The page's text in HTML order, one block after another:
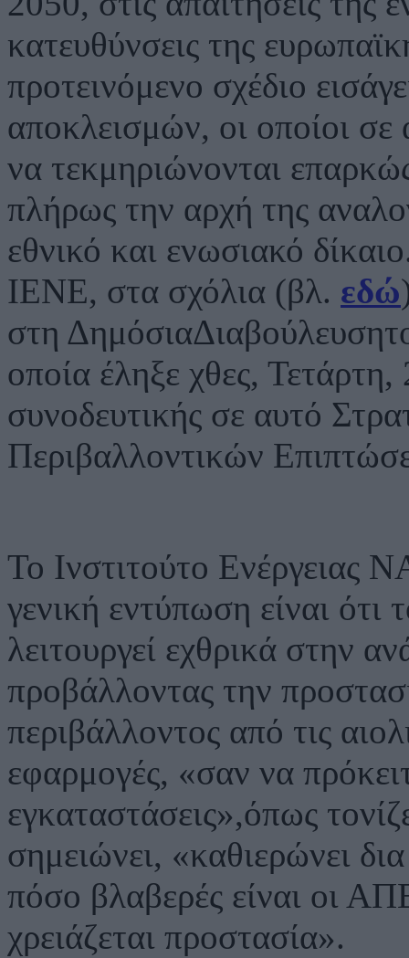
κατευθύνσεις της
προτεινόμενο σχέδιο
αποκλεισμών, οι οποίοι σε
να τεκμηριώνονται
πλήρως την αρχή της
εθνικό και ενωσιακό
ΙΕΝΕ, στα σχόλια (βλ. εδώ
στη
οποία έληξε χθες,
συνοδευτικής σε αυτό
Περιβαλλοντικών
Το Ινστιτούτο Ενέργειας
γενική εντύπωση είναι
λειτουργεί εχθρικά στην
προβάλλοντας την
περιβάλλοντος από τις
εφαρμογές, «σαν να
εγκαταστάσεις»,όπως
σημειώνει, «καθιερώνει
πόσο βλαβερές είναι οι
χρειάζεται προστασία».